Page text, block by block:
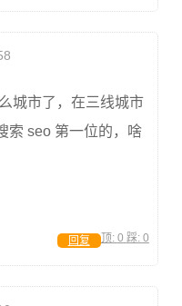
城市了，在三线城市
索 seo 第一位的，啥
顶: 0 踩: 0
回复